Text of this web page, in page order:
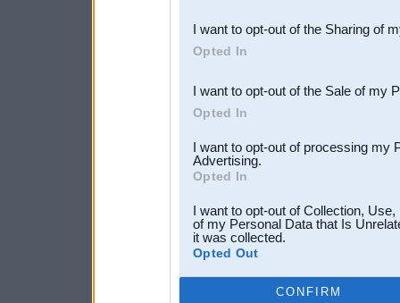
Downstream Participants
third parties.
I want to opt-out of the Sharing of
Opted In
I want to opt-out of the Sale of my
Opted In
I want to opt-out of processing my
Advertising.
Opted In
I want to opt-out of Collection,
of my Personal Data that Is
it was collected.
Opted Out
CONFIRM